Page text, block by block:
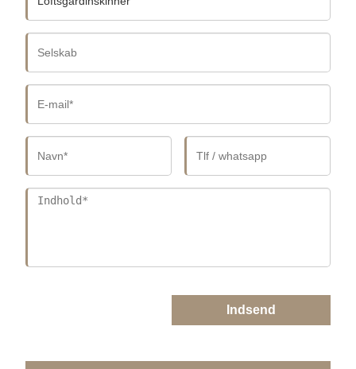
Indsend